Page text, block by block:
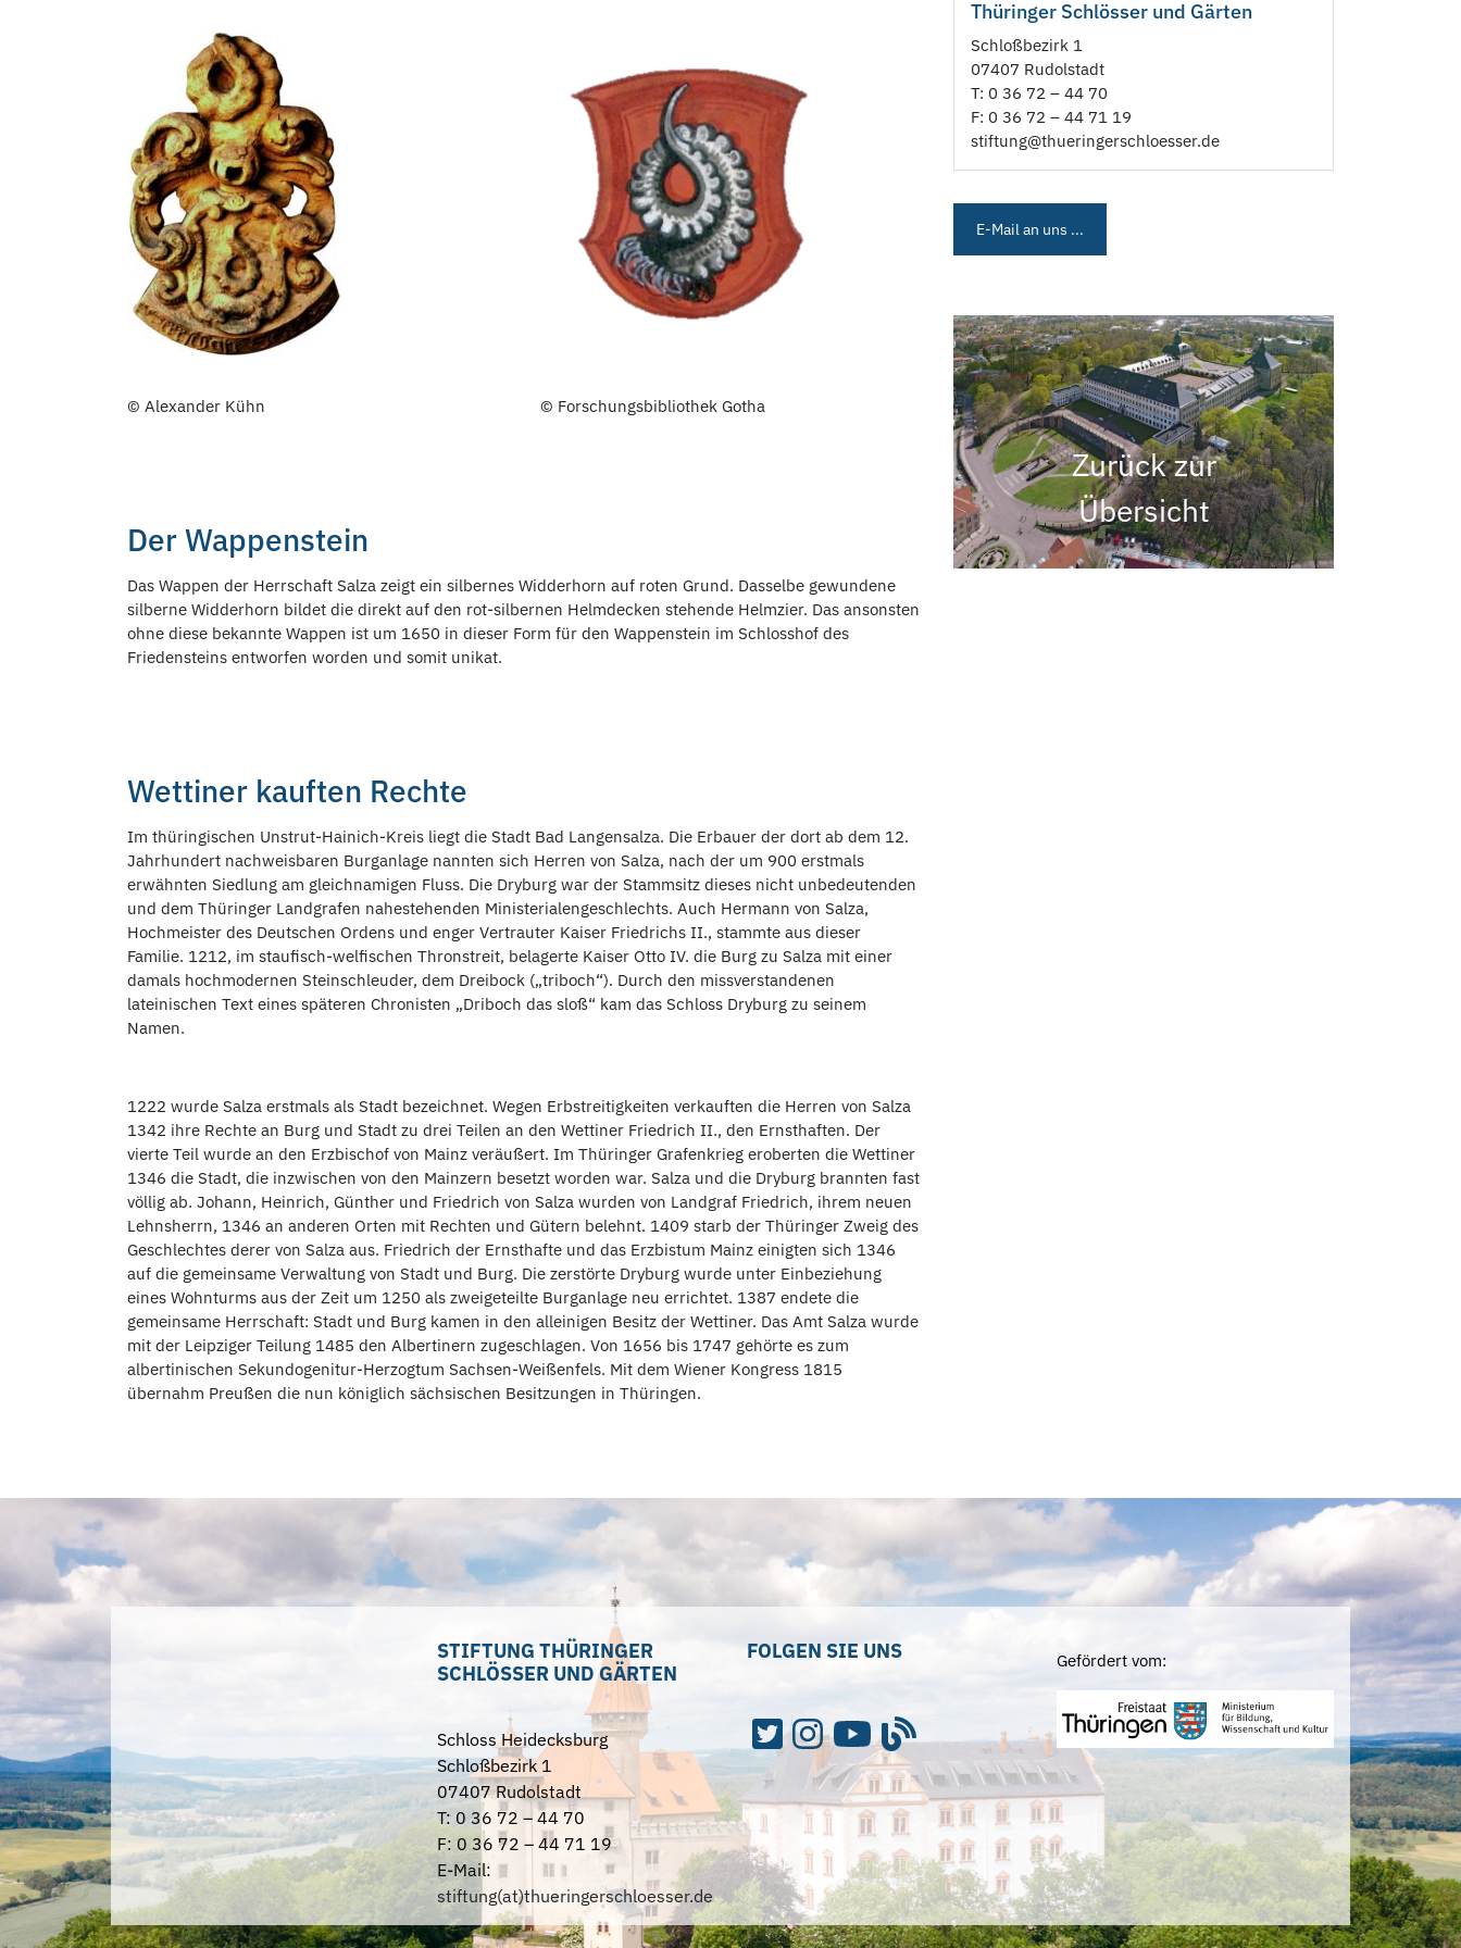
© Alexander Kühn © Forschungsbibliothek Gotha
Der Wappenstein
Das Wappen der Herrschaft Salza zeigt ein silbernes Widderhorn auf roten Grund. Dasselbe gewundene
silberne Widderhorn bildet die direkt auf den rot-silbernen Helmdecken stehende Helmzier. Das ansonsten
ohne diese bekannte Wappen ist um 1650 in dieser Form für den Wappenstein im Schlosshof des
Friedensteins entworfen worden und somit unikat.
Wettiner kauften Rechte
Im thüringischen Unstrut-Hainich-Kreis liegt die Stadt Bad Langensalza. Die Erbauer der dort ab dem 12.
Jahrhundert nachweisbaren Burganlage nannten sich Herren von Salza, nach der um 900 erstmals
erwähnten Siedlung am gleichnamigen Fluss. Die Dryburg war der Stammsitz dieses nicht unbedeutenden
und dem Thüringer Landgrafen nahestehenden Ministerialengeschlechts. Auch Hermann von Salza,
Hochmeister des Deutschen Ordens und enger Vertrauter Kaiser Friedrichs II., stammte aus dieser
Familie. 1212, im staufisch-welfischen Thronstreit, belagerte Kaiser Otto IV. die Burg zu Salza mit einer
damals hochmodernen Steinschleuder, dem Dreibock („triboch“). Durch den missverstandenen
lateinischen Text eines späteren Chronisten „Driboch das sloß“ kam das Schloss Dryburg zu seinem
Namen.
1222 wurde Salza erstmals als Stadt bezeichnet. Wegen Erbstreitigkeiten verkauften die Herren von Salza
1342 ihre Rechte an Burg und Stadt zu drei Teilen an den Wettiner Friedrich II., den Ernsthaften. Der
vierte Teil wurde an den Erzbischof von Mainz veräußert. Im Thüringer Grafenkrieg eroberten die Wettiner
1346 die Stadt, die inzwischen von den Mainzern besetzt worden war. Salza und die Dryburg brannten fast
völlig ab. Johann, Heinrich, Günther und Friedrich von Salza wurden von Landgraf Friedrich, ihrem neuen
Lehnsherrn, 1346 an anderen Orten mit Rechten und Gütern belehnt. 1409 starb der Thüringer Zweig des
Geschlechtes derer von Salza aus. Friedrich der Ernsthafte und das Erzbistum Mainz einigten sich 1346
auf die gemeinsame Verwaltung von Stadt und Burg. Die zerstörte Dryburg wurde unter Einbeziehung
eines Wohnturms aus der Zeit um 1250 als zweigeteilte Burganlage neu errichtet. 1387 endete die
gemeinsame Herrschaft: Stadt und Burg kamen in den alleinigen Besitz der Wettiner. Das Amt Salza wurde
mit der Leipziger Teilung 1485 den Albertinern zugeschlagen. Von 1656 bis 1747 gehörte es zum
albertinischen Sekundogenitur-Herzogtum Sachsen-Weißenfels. Mit dem Wiener Kongress 1815
übernahm Preußen die nun königlich sächsischen Besitzungen in Thüringen.
Thüringer Schlösser und Gärten
Schloßbezirk 1
07407 Rudolstadt
T: 0 36 72 – 44 70
F: 0 36 72 – 44 71 19
stiftung@thueringerschloesser.de
E-Mail an uns ...
Zurück zur
Übersicht
STIFTUNG THÜRINGER
SCHLÖSSER UND GÄRTEN
Schloss Heidecksburg
Schloßbezirk 1
07407 Rudolstadt
T: 0 36 72 – 44 70
F: 0 36 72 – 44 71 19
E-Mail:
stiftung(at)thueringerschloesser.de
FOLGEN SIE UNS Gefördert vom: